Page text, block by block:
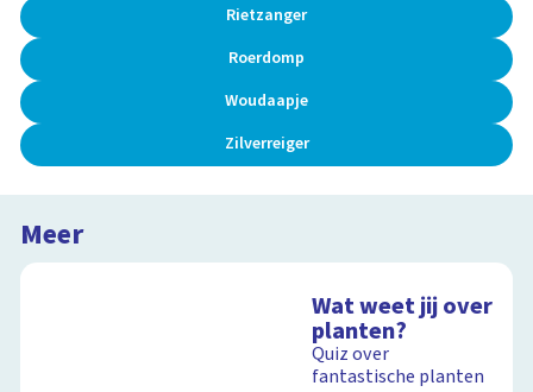
Rietzanger
Roerdomp
Woudaapje
Zilverreiger
Meer
Wat weet jij over
planten?
Quiz over
fantastische planten